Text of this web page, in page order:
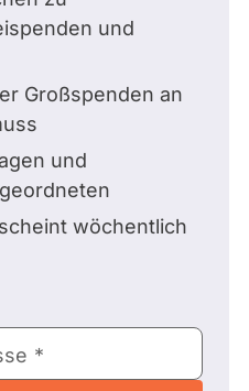
und
Großspenden an
und
wöchentlich